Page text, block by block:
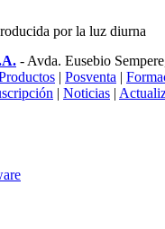
- Avda. Eusebio
| Posventa |
| Noticias |